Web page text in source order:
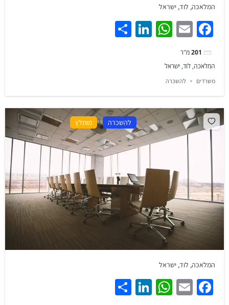
המלאכה, לוד, ישראל
Facebook
Email
WhatsApp
LinkedIn
Share
201מ"ר
המלאכה, לוד, ישראל
משרדים להשכרה
להשכרה מומלץ
המלאכה, לוד, ישראל
Facebook
Email
WhatsApp
LinkedIn
Share